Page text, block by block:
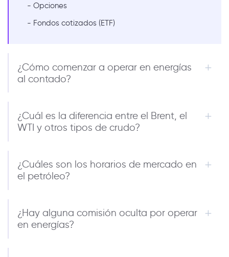
- Opciones
- Fondos cotizados (ETF)
¿Cómo comenzar a operar en energías
al contado?
¿Cuál es la diferencia entre el Brent, el
WTI y otros tipos de crudo?
¿Cuáles son los horarios de mercado en
el petróleo?
¿Hay alguna comisión oculta por operar
en energías?